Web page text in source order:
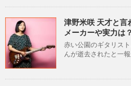
津野米咲 天才と
メーカーや実力は？
赤い公園のギタリス
んが逝去されたと一